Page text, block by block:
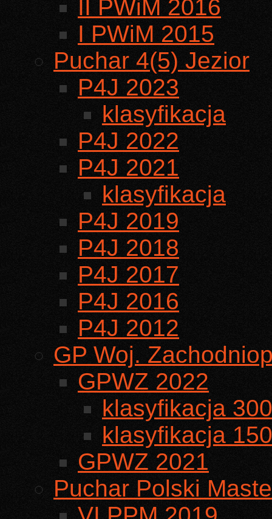
II PWiM 2016
I PWiM 2015
Puchar 4(5) Jezior
P4J 2023
klasyfikacja
P4J 2022
P4J 2021
klasyfikacja
P4J 2019
P4J 2018
P4J 2017
P4J 2016
P4J 2012
GP Woj.
GPWZ 2022
klasyfikacja
klasyfikacja
GPWZ 2021
Puchar Polski